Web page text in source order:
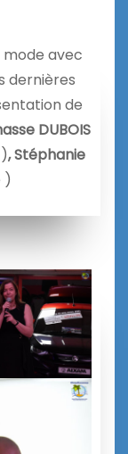
mode avec
dernières
de
DUBOIS
, Stéphanie
)